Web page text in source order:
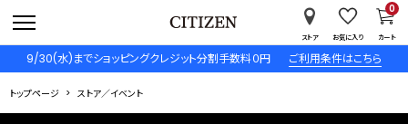
9/30(水)までショッピングクレジット分割手数料０円 ご利用条件はこちら
ストア お気に入り カート
0
トップページ ストア／イベント